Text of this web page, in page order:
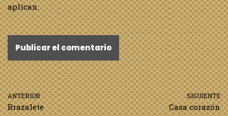
aplican.
ANTERIOR
Brazalete
SIGUIENTE
Casa corazón